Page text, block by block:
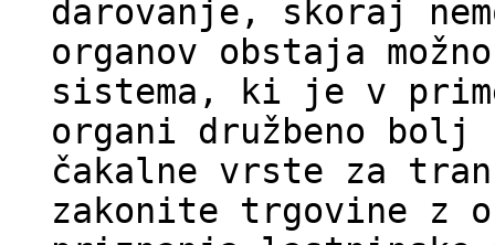
darovanje, skoraj
organov obstaja
sistema, ki je v
organi družbeno
čakalne vrste za
zakonite trgovine z